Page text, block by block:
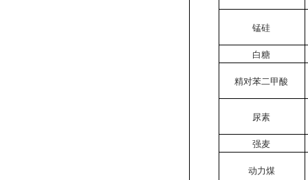
锰硅
白糖
精对苯二甲酸
尿素
强麦
动力煤